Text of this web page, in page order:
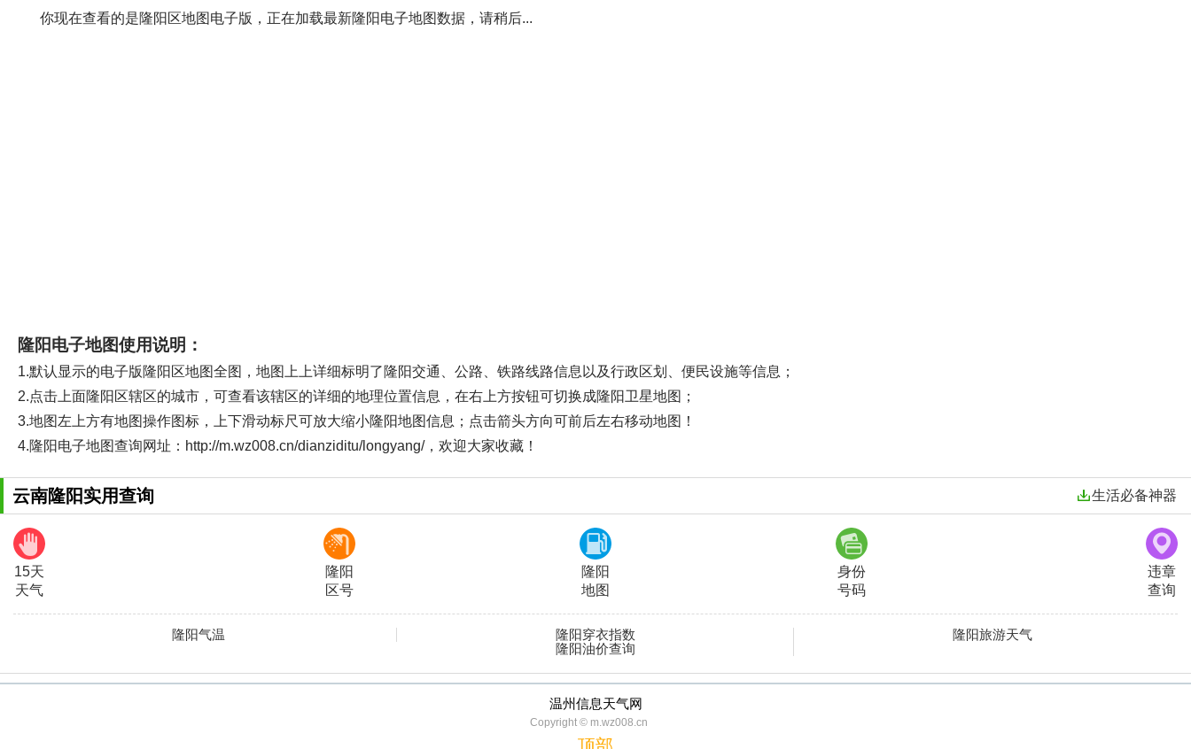
你现在查看的是隆阳区地图电子版，正在加载最新隆阳电子地图数据，请稍后...
隆阳电子地图使用说明：
1.默认显示的电子版隆阳区地图全图，地图上上详细标明了隆阳交通、公路、铁路线路信息以及行政区划、便民设施等信息；
2.点击上面隆阳区辖区的城市，可查看该辖区的详细的地理位置信息，在右上方按钮可切换成隆阳卫星地图；
3.地图左上方有地图操作图标，上下滑动标尺可放大缩小隆阳地图信息；点击箭头方向可前后左右移动地图！
4.隆阳电子地图查询网址：http://m.wz008.cn/dianziditu/longyang/，欢迎大家收藏！
云南隆阳实用查询 生活必备神器
15天
天气
隆阳
区号
隆阳
地图
身份
号码
违章
查询
隆阳气温 隆阳穿衣指数
隆阳旅游天气
隆阳油价查询
温州信息天气网
Copyright © m.wz008.cn